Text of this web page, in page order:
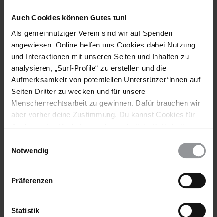
Auch Cookies können Gutes tun!
Als gemeinnütziger Verein sind wir auf Spenden
angewiesen. Online helfen uns Cookies dabei Nutzung
und Interaktionen mit unseren Seiten und Inhalten zu
analysieren, „Surf-Profile“ zu erstellen und die
Aufmerksamkeit von potentiellen Unterstützer*innen auf
Seiten Dritter zu wecken und für unsere
Menschenrechtsarbeit zu gewinnen. Dafür brauchen wir
aber vorher deine Zustimmung. Du kannst Cookies für
wieder ändern. Diesen Banner kannst Du über den Link
Notwendig
Präferenzen
Statistik
umfassend und wirksam zu schützen.
Suspendieren Sie mit sofortiger Wirkung bis zum
Abschluss der Ermittlungen den OMON-Befehlshaber,
der von Islam Umarpashaev als einer seiner Folterer
identifiziert worden ist und das Untersuchungsteam
bedroht haben soll.
GENERALSTAATSANWALT DER RUSSISCHEN FÖDERATION
Yurii Yakovlevich Chaika, Ul. Bolshaia Dmitrovka, 15a
(korrekte Anrede: Dear Prosecutor General)
INNENMINISTER DER RUSSISCHEN FÖDERATION